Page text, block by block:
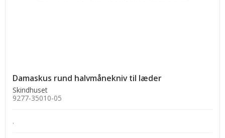
Damaskus rund halvmånekniv til læder
Skindhuset
9277-35010-05
.